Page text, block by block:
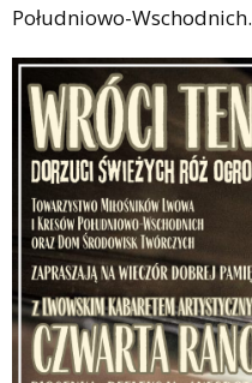
Południowo-Wschodnich.